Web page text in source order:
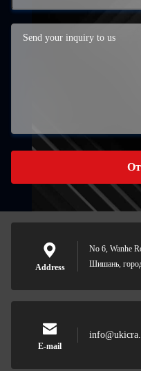
Address
No 6, Wanhe
Шишань,
E-mail